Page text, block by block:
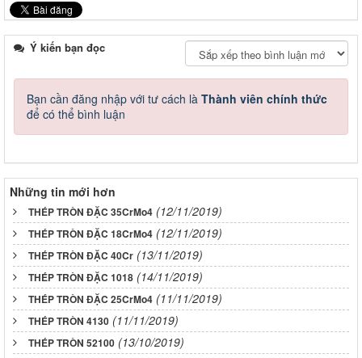
Ý kiến bạn đọc
Bạn cần đăng nhập với tư cách là Thành viên chính thức
để có thể bình luận
Những tin mới hơn
THÉP TRÒN ĐẶC 35CrMo4 (12/11/2019)
THÉP TRÒN ĐẶC 18CrMo4 (12/11/2019)
THÉP TRÒN ĐẶC 40Cr (13/11/2019)
THÉP TRÒN ĐẶC 1018 (14/11/2019)
THÉP TRÒN ĐẶC 25CrMo4 (11/11/2019)
THÉP TRÒN 4130 (11/11/2019)
THÉP TRÒN 52100 (13/10/2019)